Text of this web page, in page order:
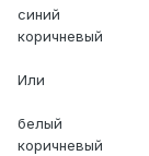
синий
коричневый
Или
белый
коричневый